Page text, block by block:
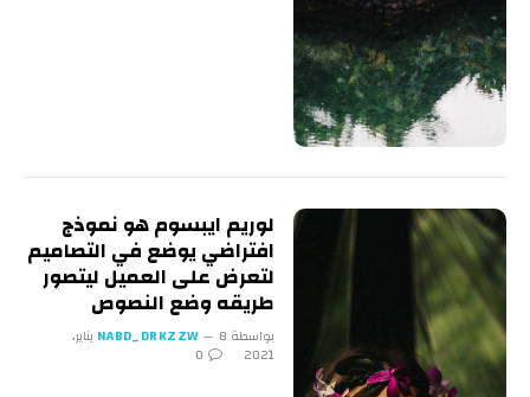
لوريم ايبسوم هو نموذج
افتراضي يوضع في التصاميم
لتعرض على العميل ليتصور
طريقه وضع النصوص
بواسطة NABD_DRKZZW 8 يناير،
2021
0